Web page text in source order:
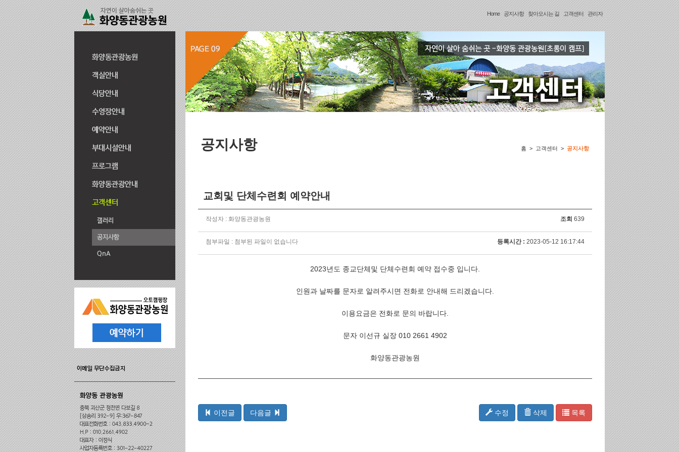
Home 공지사항 찾아오시는 길 고객센터 관리자
공지사항 홈 > 고객센터 > 공지사항
교회및 단체수련회 예약안내
작성자 : 화양동관광농원 조회 639
첨부파일 : 첨부된 파일이 없습니다 등록시간 : 2023-05-12 16:17:44
2023년도 종교단체및 단체수련회 예약 접수중 입니다.
인원과 날짜를 문자로 알려주시면 전화로 안내해 드리겠습니다.
이용요금은 전화로 문의 바랍니다.
문자 이선규 실장 010 2661 4902
화양동관광농원
이전글 다음글 수정 삭제 목록